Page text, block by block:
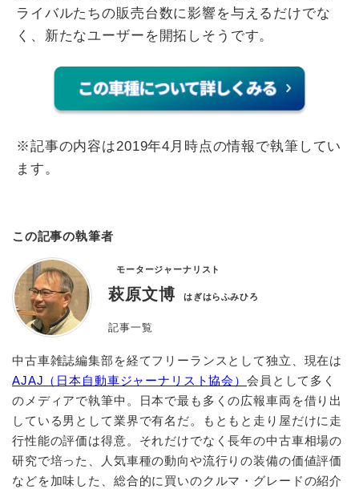
ライバルたちの販売台数に影響を与えるだけでな
く、新たなユーザーを開拓しそうです。
※記事の内容は2019年4月時点の情報で執筆してい
ます。
この記事の執筆者
モータージャーナリスト
萩原文博 はぎはらふみひろ
記事一覧
中古車雑誌編集部を経てフリーランスとして独立、現在は
AJAJ（日本自動車ジャーナリスト協会） 会員として多く
のメディアで執筆中。日本で最も多くの広報車両を借り出
している男として業界で有名だ。もともと走り屋だけに走
行性能の評価は得意。それだけでなく長年の中古車相場の
研究で培った、人気車種の動向や流行りの装備の価値評価
などを加味した、総合的に買いのクルマ・グレードの紹介